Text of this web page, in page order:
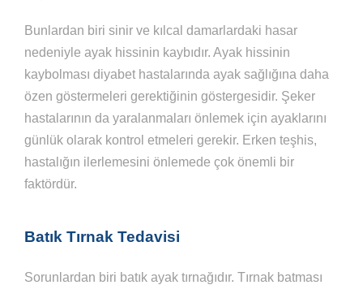
Bunlardan biri sinir ve kılcal damarlardaki hasar
nedeniyle ayak hissinin kaybıdır. Ayak hissinin
kaybolması diyabet hastalarında ayak sağlığına daha
özen göstermeleri gerektiğinin göstergesidir. Şeker
hastalarının da yaralanmaları önlemek için ayaklarını
günlük olarak kontrol etmeleri gerekir. Erken teşhis,
hastalığın ilerlemesini önlemede çok önemli bir
faktördür.
Batık Tırnak Tedavisi
Sorunlardan biri batık ayak tırnağıdır. Tırnak batması